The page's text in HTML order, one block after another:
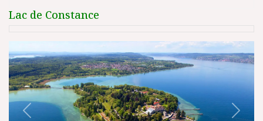
Lac de Constance
Précédent Suivant